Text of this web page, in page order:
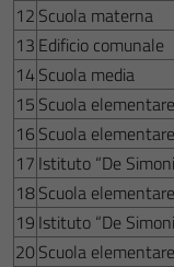
12 Scuola materna
13 Edificio comunale
14Scuola media
15 Scuola elementare
16 Scuola elementare
17 Istituto “De
18Scuola elementare
19 Istituto “De
20 Scuola elementare